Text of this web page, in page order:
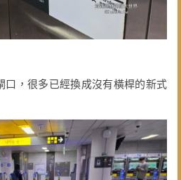
口，很多已經換成沒有橫桿的新式